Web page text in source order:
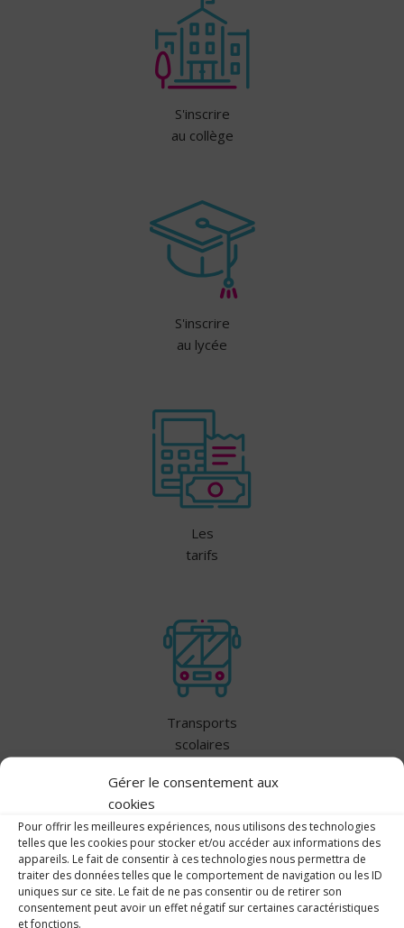
Gérer le consentement aux
cookies
Pour offrir les meilleures expériences, nous utilisons des technologies
telles que les cookies pour stocker et/ou accéder aux informations des
appareils. Le fait de consentir à ces technologies nous permettra de
traiter des données telles que le comportement de navigation ou les ID
uniques sur ce site. Le fait de ne pas consentir ou de retirer son
consentement peut avoir un effet négatif sur certaines caractéristiques
et fonctions.
S'inscrire
au collège
S'inscrire
au lycée
Les
tarifs
Transports
scolaires
Plan &